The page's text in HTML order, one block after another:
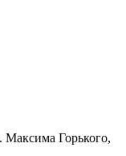
Максима Горького,